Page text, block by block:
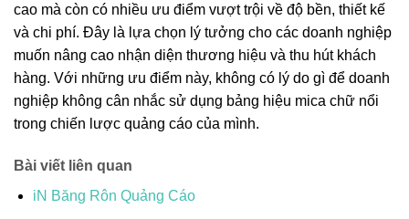
cao mà còn có nhiều ưu điểm vượt trội về độ bền, thiết kế
và chi phí. Đây là lựa chọn lý tưởng cho các doanh nghiệp
muốn nâng cao nhận diện thương hiệu và thu hút khách
hàng. Với những ưu điểm này, không có lý do gì để doanh
nghiệp không cân nhắc sử dụng bảng hiệu mica chữ nổi
trong chiến lược quảng cáo của mình.
Bài viết liên quan
iN Băng Rôn Quảng Cáo